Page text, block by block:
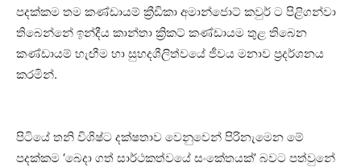
පදක්කම තම කණ්ඩායම් ක්‍රීඩිකා අමාන්ජොට් කවුර් ට පිළිගන්වා
තිබෙන්නේ ඉන්දීය කාන්තා ක්‍රිකට් කණ්ඩායම තුළ තිබෙන
කණ්ඩායම් හැඟීම හා සුහදශීලිත්වයේ ජීවය මනාව ප්‍රදර්ශනය
කරමින්.
පිටියේ තනි විශිෂ්ට දක්ෂතාව වෙනුවෙන් පිරිනැමෙන මේ
පදක්කම ‘බෙදා ගත් සාර්ථකත්වයේ සංකේතයක්’ බවට පත්වුනේ